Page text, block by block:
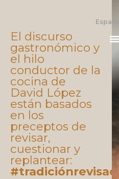
Español
El discurso
gastronómico y
el hilo
conductor de la
cocina de
David López
están basados
en los
preceptos de
revisar,
cuestionar y
replantear:
#tradiciónrevisada